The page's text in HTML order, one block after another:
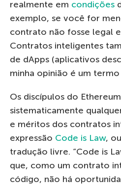
realmente em condições
exemplo, se você for
contrato não fosse legal
Contratos inteligentes
de dApps (aplicativos
minha opinião é um
Os discípulos do
sistematicamente
e méritos dos contratos
expressão Сode is Law,
tradução livre. “Code is
que, como um contrato
código, não há